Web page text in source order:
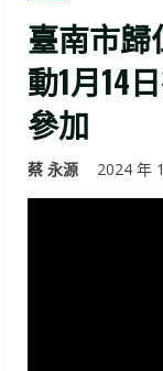
臺南市歸
動1月14
參加
蔡 永源 2024 年